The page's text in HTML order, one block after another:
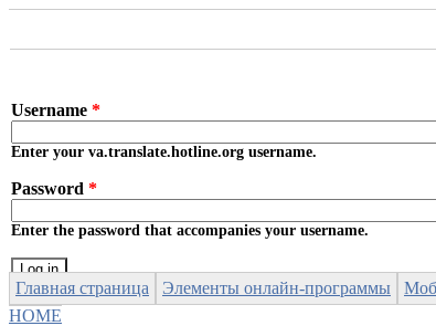
Username *
Enter your va.translate.hotline.org username.
Password *
Enter the password that accompanies your username.
Главная страница Элементы онлайн-программы
HOME